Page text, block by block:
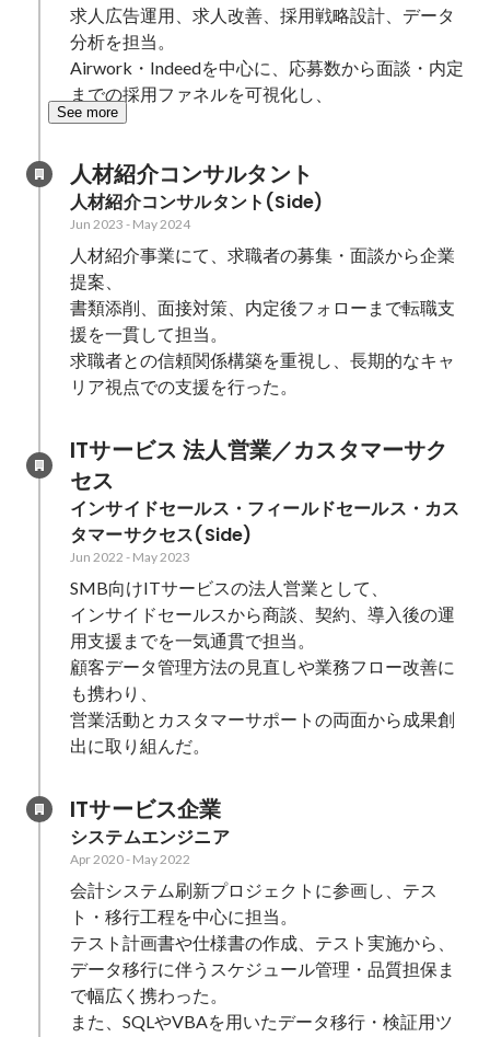
求人広告運用、求人改善、採用戦略設計、データ
分析を担当。
Airwork・Indeedを中心に、応募数から面談・内定
までの採用ファネルを可視化し、
See more
人材紹介コンサルタント
人材紹介コンサルタント(Side)
Jun 2023 - May 2024
人材紹介事業にて、求職者の募集・面談から企業
提案、
書類添削、面接対策、内定後フォローまで転職支
援を一貫して担当。
求職者との信頼関係構築を重視し、長期的なキャ
リア視点での支援を行った。
ITサービス 法人営業／カスタマーサク
セス
インサイドセールス・フィールドセールス・カス
タマーサクセス(Side)
Jun 2022 - May 2023
SMB向けITサービスの法人営業として、
インサイドセールスから商談、契約、導入後の運
用支援までを一気通貫で担当。
顧客データ管理方法の見直しや業務フロー改善に
も携わり、
営業活動とカスタマーサポートの両面から成果創
出に取り組んだ。
ITサービス企業
システムエンジニア
Apr 2020- May 2022
会計システム刷新プロジェクトに参画し、テス
ト・移行工程を中心に担当。
テスト計画書や仕様書の作成、テスト実施から、
データ移行に伴うスケジュール管理・品質担保ま
で幅広く携わった。
また、SQLやVBAを用いたデータ移行・検証用ツ